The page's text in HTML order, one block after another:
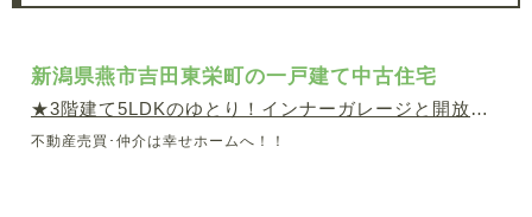
新潟県燕市吉田東栄町の一戸建て中古住宅
★3階建て5LDKのゆとり！インナーガレージと開放的ウ
不動産売買･仲介は幸せホームへ！！